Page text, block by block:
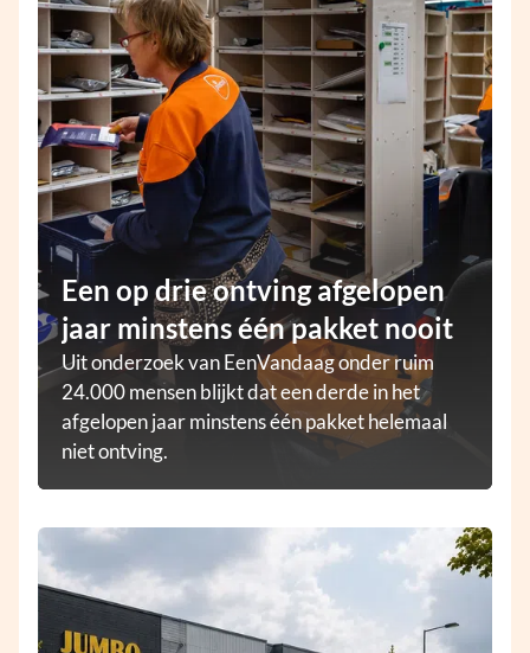
Een op drie ontving afgelopen
jaar minstens één pakket nooit
Uit onderzoek van EenVandaag onder ruim
24.000 mensen blijkt dat een derde in het
afgelopen jaar minstens één pakket helemaal
niet ontving.